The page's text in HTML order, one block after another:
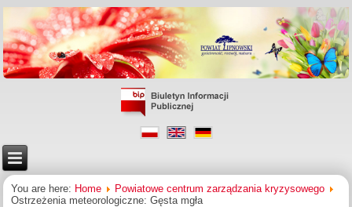
You are here: Home
Powiatowe centrum zarządzania kryzysowego
Ostrzeżenia meteorologiczne: Gęsta mgła